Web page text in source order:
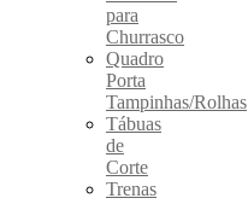
para
Churrasco
Quadro
Porta
Tampinhas/Rolhas
Tábuas
de
Corte
Trenas